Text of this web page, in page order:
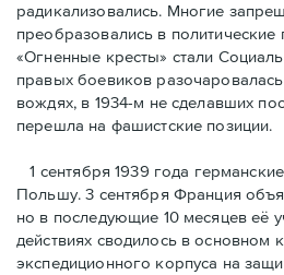
радикализовались. Многие
преобразовались в
«Огненные кресты» стали
правых боевиков
вождях, в 1934-м не сделавших
перешла на фашистские позиции.
1 сентября 1939 года
Польшу. 3 сентября Франция
но в последующие 10 месяцев её
действиях сводилось в основном
экспедиционного корпуса на